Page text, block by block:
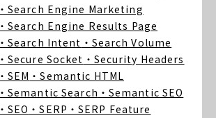
・Search Engine Marketing
・Search Engine Results Page
・Search Intent ・Search Volume
・Secure Socket ・Security Headers
・SEM ・Semantic HTML
・Semantic Search ・Semantic SEO
・SEO ・SERP ・SERP Feature